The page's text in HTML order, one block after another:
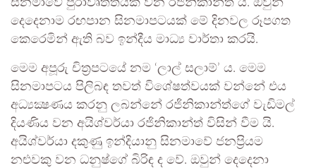
සිනමාවේ පුරාවෘත්තයක් වන රජිනිකාන්ත් ය. ඔවුන්
දෙදෙනාම රඟපාන සිනමාපටයක් මේ දිනවල රූපගත
කෙරෙමින් ඇති බව ඉන්දීය මාධ්‍ය වාර්තා කරයි.
මෙම අපූරු චිත්‍රපටයේ නම ‘ලාල් සලාම්’ ය. මෙම
සිනමාපටය පිලිබඳ තවත් විශේෂත්වයක් වන්නේ එය
අධ්‍යක්‍ෂණය කරනු ලබන්නේ රජිනිකාන්ත්ගේ වැඩිමල්
දියණිය වන අයිශ්වර්යා රජිනිකාන්ත් විසින් වීම යි.
අයිශ්වර්යා දකුණු ඉන්දියානු සිනමාවේ ජනප්‍රියම
නළුවකු වන ධනුෂ්ගේ බිරිඳ ද වේ. ඔවුන් දෙදෙනා